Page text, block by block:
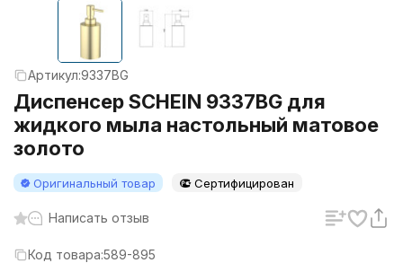
Артикул:9337BG
Диспенсер SCHEIN 9337BG для
жидкого мыла настольный матовое
золото
Оригинальный товар Сертифицирован
Написать отзыв
Код товара:589-895